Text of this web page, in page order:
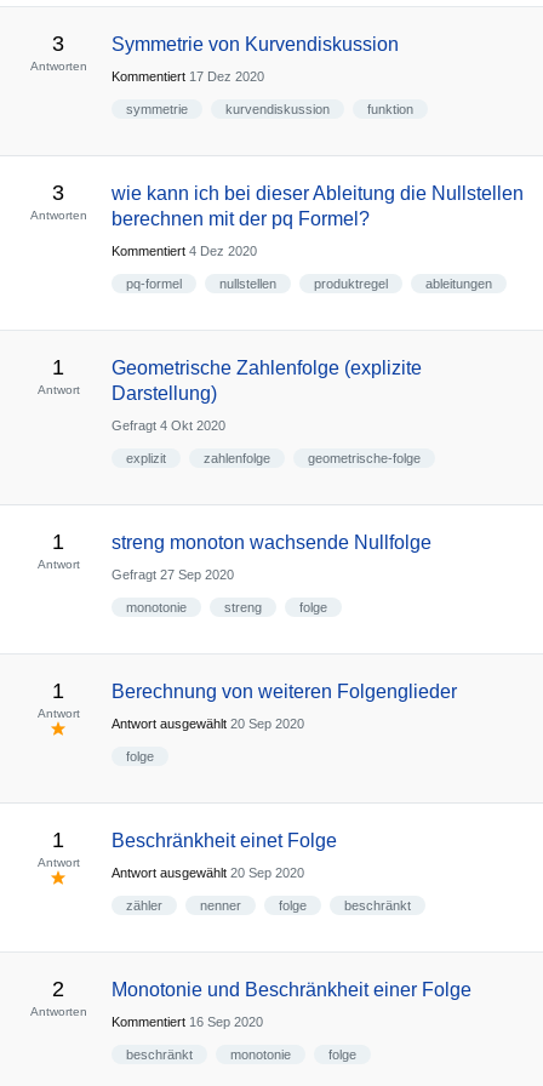
3
Antworten
Symmetrie von Kurvendiskussion
Kommentiert 17 Dez 2020
symmetrie kurvendiskussion funktion
3
Antworten
wie kann ich bei dieser Ableitung die Nullstellen
berechnen mit der pq Formel?
Kommentiert 4 Dez 2020
pq-formel nullstellen produktregel ableitungen
1
Antwort
Geometrische Zahlenfolge (explizite
Darstellung)
Gefragt 4 Okt 2020
explizit zahlenfolge geometrische-folge
1
Antwort
streng monoton wachsende Nullfolge
Gefragt 27 Sep 2020
monotonie streng folge
1
Antwort
Berechnung von weiteren Folgenglieder
Antwort ausgewählt 20 Sep 2020
folge
1
Antwort
Beschränkheit einet Folge
Antwort ausgewählt 20 Sep 2020
zähler nenner folge beschränkt
2
Antworten
Monotonie und Beschränkheit einer Folge
Kommentiert 16 Sep 2020
beschränkt monotonie folge